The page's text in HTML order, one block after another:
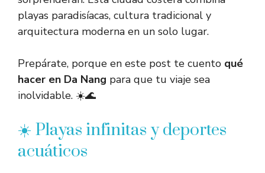
playas paradisíacas, cultura tradicional y
arquitectura moderna en un solo lugar.
Prepárate, porque en este post te cuento qué
hacer en Da Nang para que tu viaje sea
inolvidable. ☀️🌊
☀️ Playas infinitas y deportes
acuáticos